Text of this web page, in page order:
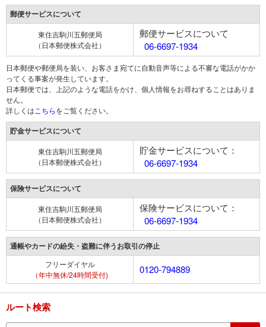
郵便サービスについて
東住吉駒川五郵便局
（日本郵便株式会社）
郵便サービスについて
06-6697-1934
日本郵便や郵便局を装い、お客さま宛てに自動音声等による不審な電話がかか
ってくる事案が発生しています。
日本郵便では、上記のような電話をかけ、個人情報をお尋ねすることはありま
せん。
詳しくは こちらをご覧ください。
貯金サービスについて
東住吉駒川五郵便局
（日本郵便株式会社）
貯金サービスについて：
06-6697-1934
保険サービスについて
東住吉駒川五郵便局
（日本郵便株式会社）
保険サービスについて：
06-6697-1934
通帳やカードの紛失・盗難に伴うお取引の停止
フリーダイヤル
（年中無休/24時間受付)
0120-794889
ルート検索